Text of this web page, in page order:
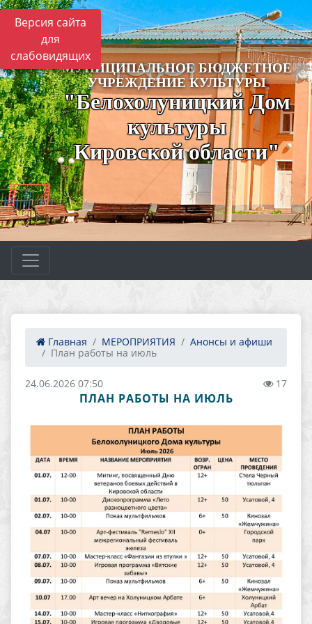
Версия сайта
для
слабовидящих
МУНИЦИПАЛЬНОЕ БЮДЖЕТНОЕ
УЧРЕЖДЕНИЕ КУЛЬТУРЫ
"Белохолуницкий Дом
культуры
Кировской области"
Главная МЕРОПРИЯТИЯ
Анонсы и афиши
План работы на июль
24.06.2026 07:50 17
ПЛАН РАБОТЫ НА ИЮЛЬ